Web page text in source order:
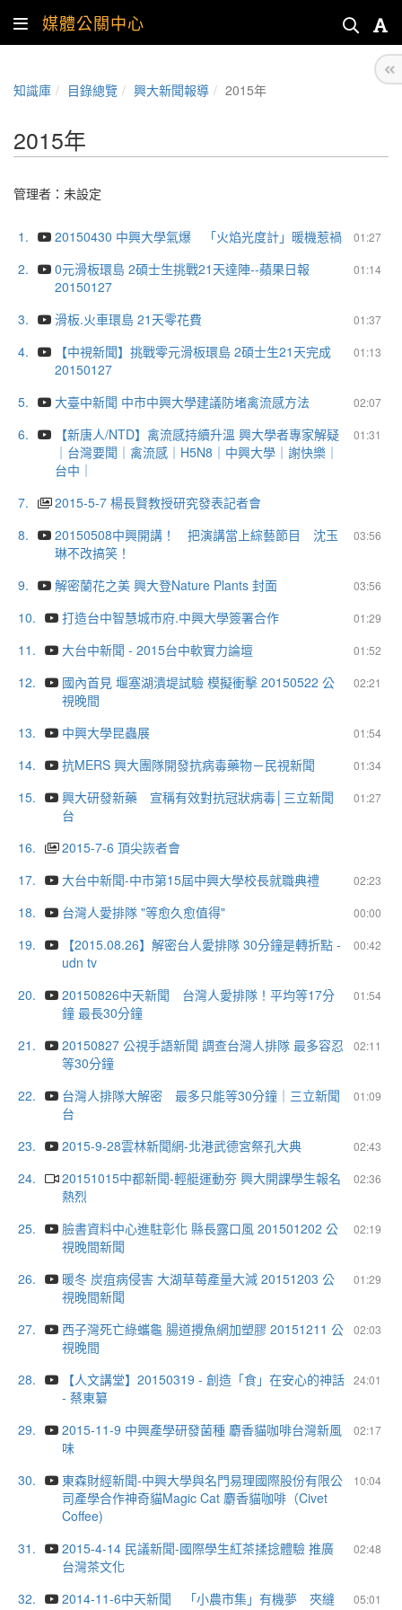
媒體公關中心
知識庫 目錄總覽 興大新聞報導 2015年
2015年
管理者：未設定
1. 01:27
20150430 中興大學氣爆 「火焰光度計」暖機惹禍
2.
01:14
0元滑板環島 2碩士生挑戰21天達陣--蘋果日報
20150127
3.
01:37
滑板.火車環島 21天零花費
4.
01:13
【中視新聞】挑戰零元滑板環島 2碩士生21天完成
20150127
5.
02:07
大臺中新聞 中市中興大學建議防堵禽流感方法
6.
01:31
【新唐人/NTD】禽流感持續升溫 興大學者專家解疑
｜台灣要聞｜禽流感｜H5N8｜中興大學｜謝快樂｜
台中｜
7.
2015-5-7 楊長賢教授研究發表記者會
8.
03:56
20150508中興開講！ 把演講當上綜藝節目 沈玉
琳不改搞笑！
9.
03:56
解密蘭花之美 興大登Nature Plants 封面
10.
01:29
打造台中智慧城市府.中興大學簽署合作
11.
01:52
大台中新聞 - 2015台中軟實力論壇
12.
02:21
國內首見 堰塞湖潰堤試驗 模擬衝擊 20150522 公
視晚間
13.
01:54
中興大學昆蟲展
14.
01:34
抗MERS 興大團隊開發抗病毒藥物－民視新聞
15.
01:27
興大研發新藥 宣稱有效對抗冠狀病毒│三立新聞
台
16.
2015-7-6 頂尖詼者會
17.
02:23
大台中新聞-中市第15屆中興大學校長就職典禮
18.
00:00
台灣人愛排隊 "等愈久愈值得"
19.
00:42
【2015.08.26】解密台人愛排隊 30分鐘是轉折點 -
udn tv
20.
01:54
20150826中天新聞 台灣人愛排隊！平均等17分
鐘 最長30分鐘
21.
02:11
20150827 公視手語新聞 調查台灣人排隊 最多容忍
等30分鐘
22.
01:09
台灣人排隊大解密 最多只能等30分鐘｜三立新聞
台
23.
02:43
2015-9-28雲林新聞網-北港武德宮祭孔大典
24.
02:36
20151015中都新聞-輕艇運動夯 興大開課學生報名
熱烈
25.
02:19
臉書資料中心進駐彰化 縣長露口風 201501202 公
視晚間新聞
26.
01:29
暖冬 炭疽病侵害 大湖草莓產量大減 20151203 公
視晚間新聞
27.
02:03
西子灣死亡綠蠵龜 腸道攪魚網加塑膠 20151211 公
視晚間
28.
24:01
【人文講堂】20150319 - 創造「食」在安心的神話
- 蔡東纂
29.
02:17
2015-11-9 中興產學研發菌種 麝香貓咖啡台灣新風
味
30.
10:04
東森財經新聞-中興大學與名門易理國際股份有限公
司產學合作神奇貓Magic Cat 麝香貓咖啡（Civet
Coffee)
31.
02:48
2015-4-14 民議新聞-國際學生紅茶揉捻體驗 推廣
台灣茶文化
32.
05:01
2014-11-6中天新聞 「小農市集」有機夢 夾縫